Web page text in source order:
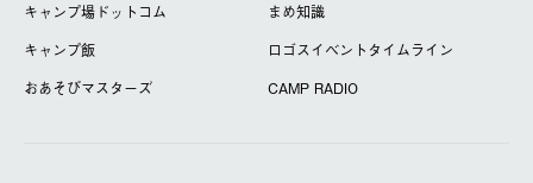
キャンプ場ドットコム
まめ知識
キャンプ飯
ロゴスイベントタイムライン
おあそびマスターズ
CAMP RADIO